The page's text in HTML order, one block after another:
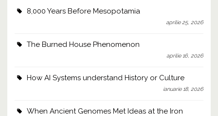
8,000 Years Before Mesopotamia
aprilie 25, 2026
The Burned House Phenomenon
aprilie 16, 2026
How AI Systems understand History or Culture
ianuarie 18, 2026
When Ancient Genomes Met Ideas at the Iron